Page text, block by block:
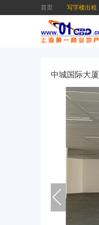
首页 写字楼出租
中城国际大厦